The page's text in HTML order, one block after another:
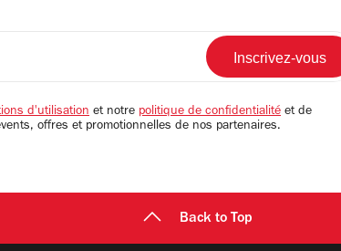
d'utilisation et notre politique de confidentialité et de
offres et promotionnelles de nos partenaires.
Back to Top